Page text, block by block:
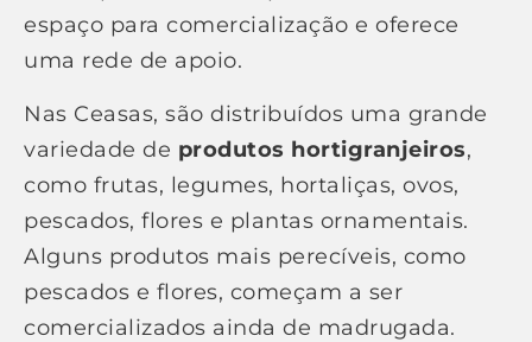
espaço para comercialização e oferece
uma rede de apoio.
Nas Ceasas, são distribuídos uma grande
variedade de produtos hortigranjeiros,
como frutas, legumes, hortaliças, ovos,
pescados, flores e plantas ornamentais.
Alguns produtos mais perecíveis, como
pescados e flores, começam a ser
comercializados ainda de madrugada.